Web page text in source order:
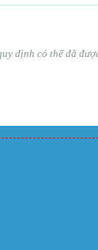
định có thể đã